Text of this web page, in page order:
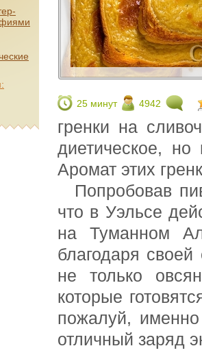
25 минут 4942
гренки на
диетическое,
Аромат этих
Попробовав
что в Уэльсе
на Туманном
благодаря своей
не только
которые
пожалуй,
отличный заряд